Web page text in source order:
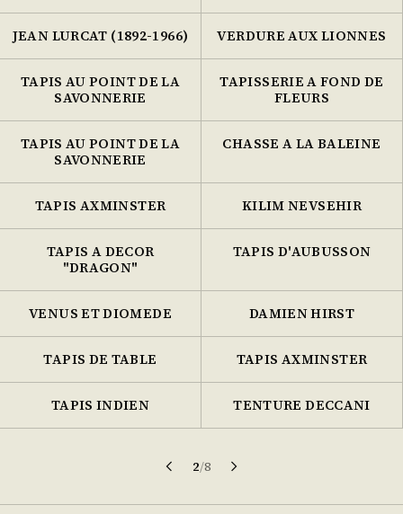
JEAN LURCAT (1892-1966) VERDURE AUX LIONNES
TAPIS AU POINT DE LA
SAVONNERIE
TAPISSERIE A FOND DE
FLEURS
TAPIS AU POINT DE LA
SAVONNERIE
CHASSE A LA BALEINE
TAPIS AXMINSTER KILIM NEVSEHIR
TAPIS A DECOR
"DRAGON"
TAPIS D'AUBUSSON
VENUS ET DIOMEDE DAMIEN HIRST
TAPIS DE TABLE TAPIS AXMINSTER
TAPIS INDIEN TENTURE DECCANI
2/8